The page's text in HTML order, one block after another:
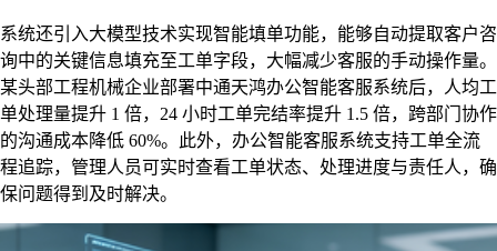
系统还引入大模型技术实现智能填单功能，能够自动提取客户咨
询中的关键信息填充至工单字段，大幅减少客服的手动操作量。
某头部工程机械企业部署中通天鸿办公智能客服系统后，人均工
单处理量提升 1 倍，24 小时工单完结率提升 1.5 倍，跨部门协作
的沟通成本降低 60%。此外，办公智能客服系统支持工单全流
程追踪，管理人员可实时查看工单状态、处理进度与责任人，确
保问题得到及时解决。